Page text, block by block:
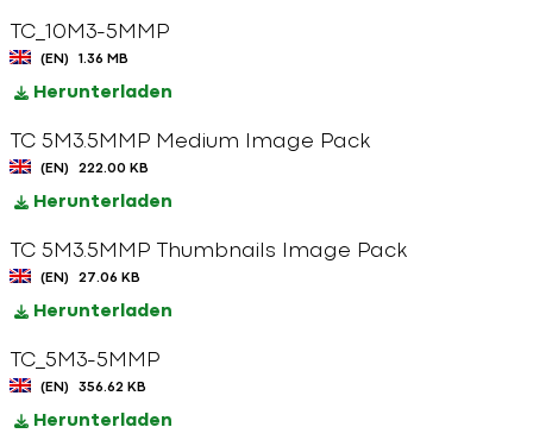
TC_10M3-5MMP
(EN) 1.36 MB
Herunterladen
TC 5M3.5MMP Medium Image Pack
(EN) 222.00 KB
Herunterladen
TC 5M3.5MMP Thumbnails Image Pack
(EN) 27.06 KB
Herunterladen
TC_5M3-5MMP
(EN) 356.62 KB
Herunterladen